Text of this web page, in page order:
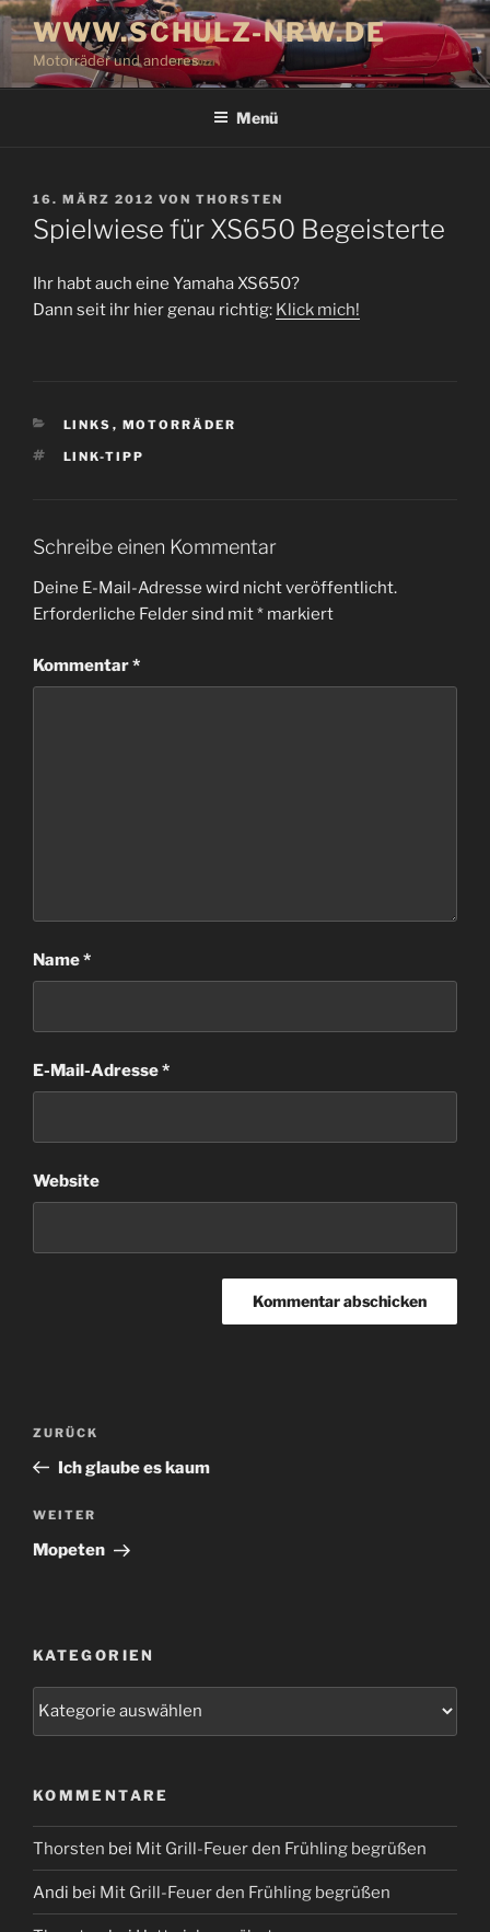
Zum
Inhalt
springen
WWW.SCHULZ-NRW.DE
Motorräder und anderes
Menü
VERÖFFENTLICHT
AM
16. MÄRZ 2012 VON THORSTEN
Spielwiese für XS650 Begeisterte
Ihr habt auch eine Yamaha XS650?
Dann seit ihr hier genau richtig: Klick mich!
KATEGORIEN
LINKS , MOTORRÄDER
SCHLAGWÖRTER
LINK-TIPP
Schreibe einen Kommentar
Deine E-Mail-Adresse wird nicht veröffentlicht.
Erforderliche Felder sind mit* markiert
Kommentar*
Name*
E-Mail-Adresse*
Website
Beitragsnavigation
Vorheriger
Beitrag
ZURÜCK
Ich glaube es kaum
Nächster
Beitrag
WEITER
Mopeten
KATEGORIEN
KOMMENTARE
Thorsten bei Mit Grill-Feuer den Frühling begrüßen
Andi bei Mit Grill-Feuer den Frühling begrüßen